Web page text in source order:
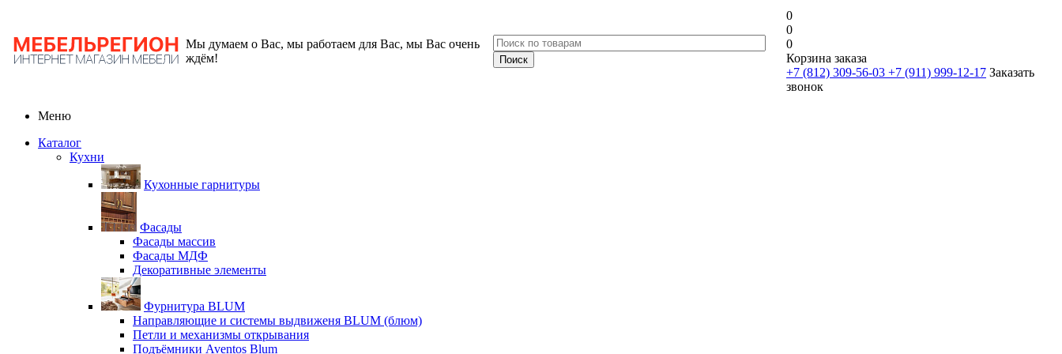
Мы думаем о Вас, мы работаем для Вас, мы Вас очень
ждём!
0
0
0
Корзина заказа
+7 (812) 309-56-03 +7 (911) 999-12-17 Заказать
звонок
Меню
Каталог
Кухни
Кухонные гарнитуры
Фасады
Фасады массив
Фасады МДФ
Декоративные элементы
Фурнитура BLUM
Направляющие и системы выдвиженя BLUM (блюм)
Петли и механизмы открывания
Подъёмники Aventos Blum